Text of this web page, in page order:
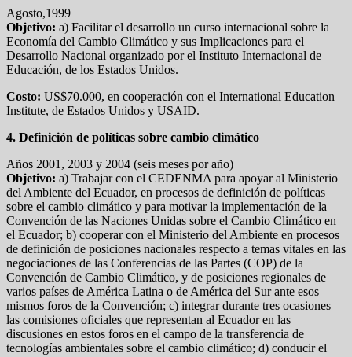
Agosto,1999
Objetivo: a) Facilitar el desarrollo un curso internacional sobre la
Economía del Cambio Climático y sus Implicaciones para el
Desarrollo Nacional organizado por el Instituto Internacional de
Educación, de los Estados Unidos.
Costo: US$70.000, en cooperación con el International Education
Institute, de Estados Unidos y USAID.
4. Definición de políticas sobre cambio climático
Años 2001, 2003 y 2004 (seis meses por año)
Objetivo: a) Trabajar con el CEDENMA para apoyar al Ministerio
del Ambiente del Ecuador, en procesos de definición de políticas
sobre el cambio climático y para motivar la implementación de la
Convención de las Naciones Unidas sobre el Cambio Climático en
el Ecuador; b) cooperar con el Ministerio del Ambiente en procesos
de definición de posiciones nacionales respecto a temas vitales en las
negociaciones de las Conferencias de las Partes (COP) de la
Convención de Cambio Climático, y de posiciones regionales de
varios países de América Latina o de América del Sur ante esos
mismos foros de la Convención; c) integrar durante tres ocasiones
las comisiones oficiales que representan al Ecuador en las
discusiones en estos foros en el campo de la transferencia de
tecnologías ambientales sobre el cambio climático; d) conducir el